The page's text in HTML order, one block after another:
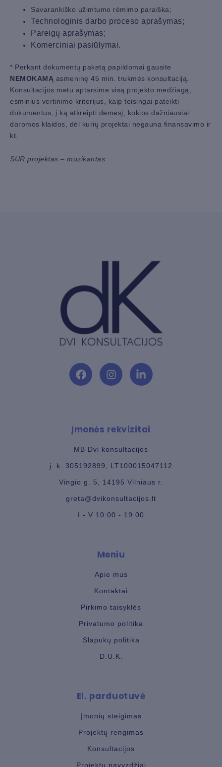
Savarankiško užimtumo rėmimo paraiška;
Technologinis darbo proceso aprašymas;
Pareigų aprašymas;
Komerciniai pasiūlymai.
* Perkant dokumentų paketą papildomai gausite
NEMOKAMĄ asmeninę 45 min. trukmės konsultaciją.
Konsultacijos metu aptarsime visą projekto medžiagą,
esminius vertinimo kriterijus, kaip teisingai pateikti
dokumentus, į ką atkreipti dėmesį, kokios dažniausiai
daromos klaidos, dėl kurių projektai negauna finansavimo ir
kt.
SUR projektas – muzikantas
F
a
o
k
I
n
g
a
m
L
i
d
n
-
i
n
Įmonės rekvizitai
MB Dvi konsultacijos
į. k. 305192899, LT100015047112
Vingio g. 5, 14195 Vilniaus r.
greta@dvikonsultacijos.lt
I - V 10:00 - 19:00
Meniu
Apie mus
Kontaktai
Pirkimo taisyklės
Privatumo politika
Slapukų politika
D.U.K.
El. parduotuvė
Įmonių steigimas
Projektų rengimas
Konsultacijos
Projektų pavyzdžiai